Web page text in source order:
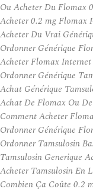
Ou Acheter Du Flomax
Acheter 0.2 mg Flomax
Acheter Du Vrai
Ordonner Générique
Acheter Flomax
Ordonner Générique
Achat Générique
Achat De Flomax Ou
Comment Acheter
Ordonner Générique
Ordonner Tamsulosin
Tamsulosin Generique
Acheter Tamsulosin En
Combien Ça Coûte 0.2